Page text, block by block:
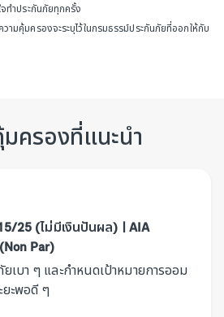
จทำประกันภัยทุกครั้ง
ามคุ้มครองจะระบุไว้ในกรมธรรม์ประกันภัยที่ออกให้กับ
ครองที่แนะนำ
25 (ไม่มีเงินปันผล) | AIA
Par)
เบา ๆ และกำหนดเป้าหมายการออม
ะพอดี ๆ